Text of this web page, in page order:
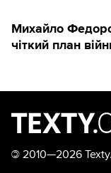
Михайло
чіткий план
© 2010—2026